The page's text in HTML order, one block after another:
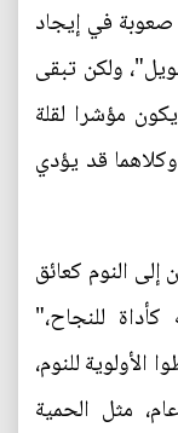
في إيجاد
ولكن تبقى
مؤشرا لقلة
قد يؤدي
النوم كعائق
للنجاح،"
للنوم،
مثل الحمية